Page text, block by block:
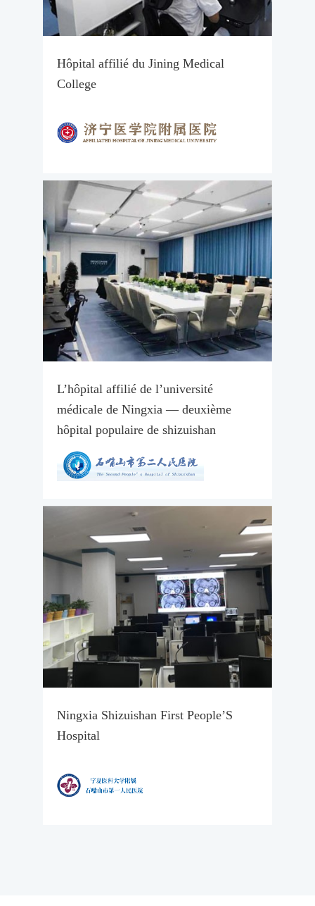
Hôpital affilié du Jining Medical
College
L’hôpital affilié de l’université
médicale de Ningxia — deuxième
hôpital populaire de shizuishan
Ningxia Shizuishan First People’S
Hospital